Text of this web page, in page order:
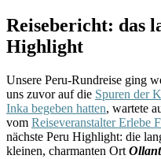
Reisebericht: das
Highlight
Unsere Peru-Rundreise ging
uns zuvor auf die Spuren der
Inka begeben hatten, wartete
vom Reiseveranstalter Erlebe
nächste Peru Highlight: die
kleinen, charmanten Ort